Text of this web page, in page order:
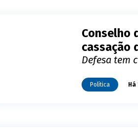
Conselho
cassação
Defesa tem
Política